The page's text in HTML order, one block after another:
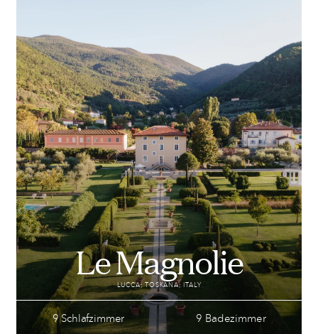
Le Magnolie
LUCCA; TOSKANA; ITALY
9 Schlafzimmer 9 Badezimmer